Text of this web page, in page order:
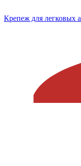
Крепеж для легковых